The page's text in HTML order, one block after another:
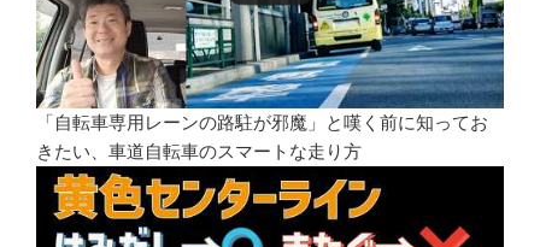
「自転車専用レーンの路駐が邪魔」と嘆く前に知ってお
きたい、車道自転車のスマートな走り方